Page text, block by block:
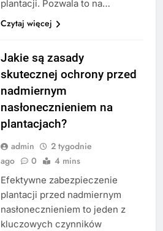
plantacji. Pozwala to na…
Czytaj więcej
Jakie są zasady
skutecznej ochrony przed
nadmiernym
nasłonecznieniem na
plantacjach?
admin
2 tygodnie
ago
0 4 mins
Efektywne zabezpieczenie
plantacji przed nadmiernym
nasłonecznieniem to jeden z
kluczowych czynników